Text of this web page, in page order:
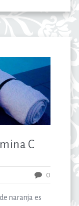
C
0
naranja es